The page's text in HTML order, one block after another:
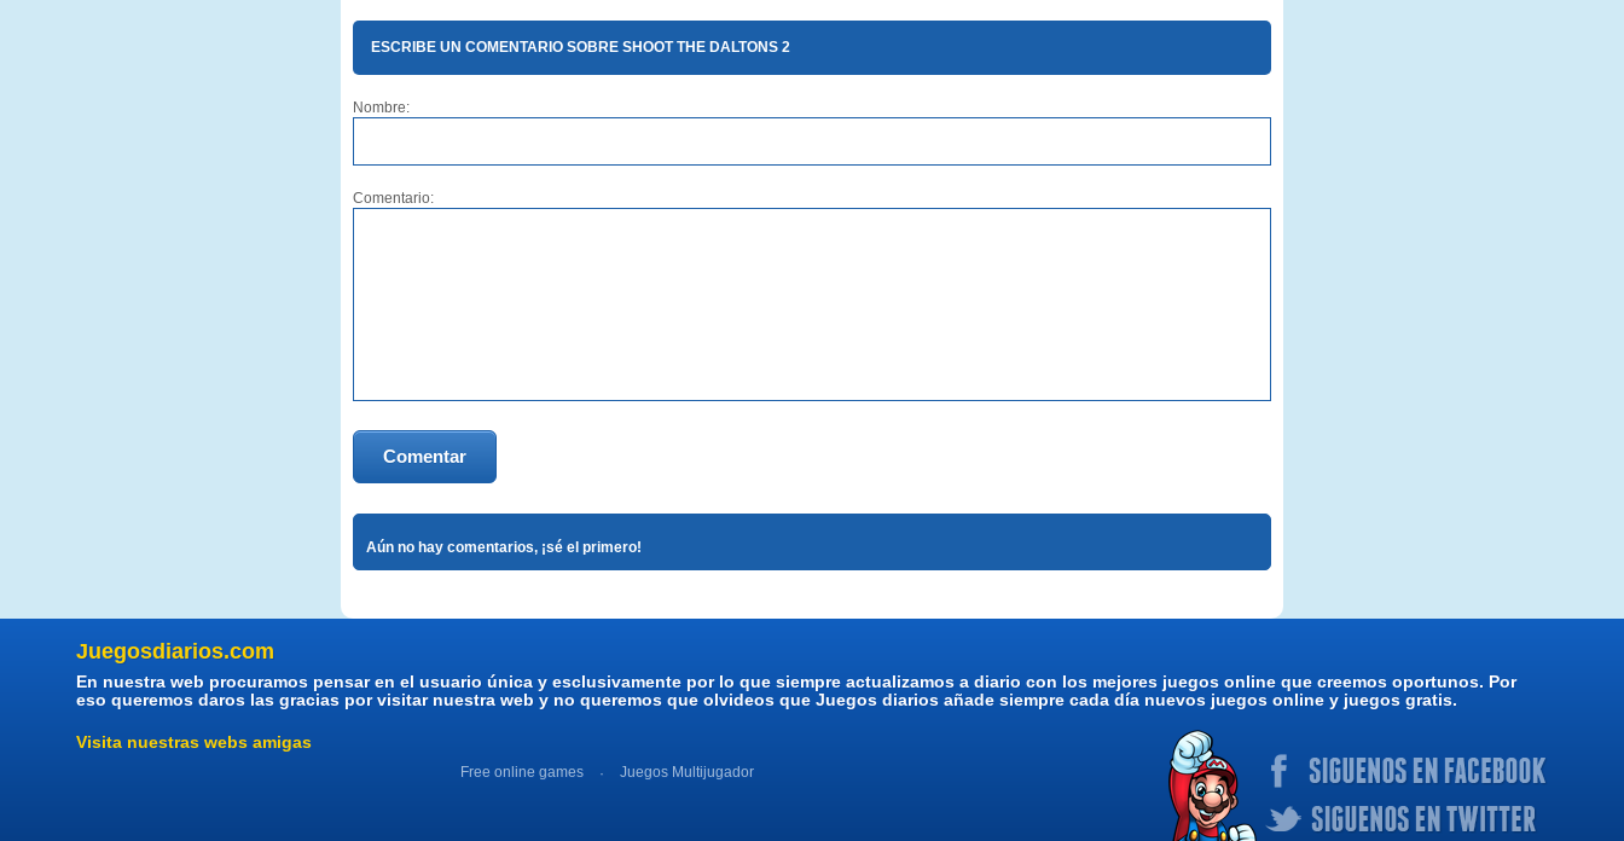
ESCRIBE UN COMENTARIO SOBRE SHOOT THE DALTONS 2
Nombre:
Comentario:
Comentar
Aún no hay comentarios, ¡sé el primero!
Juegosdiarios.com
En nuestra web procuramos pensar en el usuario única y esclusivamente por lo que siempre actualizamos a diario con los mejores juegos online que creemos oportunos. Por
eso queremos daros las gracias por visitar nuestra web y no queremos que olvideos que Juegos diarios añade siempre cada día nuevos juegos online y juegos gratis.
Visita nuestras webs amigas
Free online games Juegos Multijugador